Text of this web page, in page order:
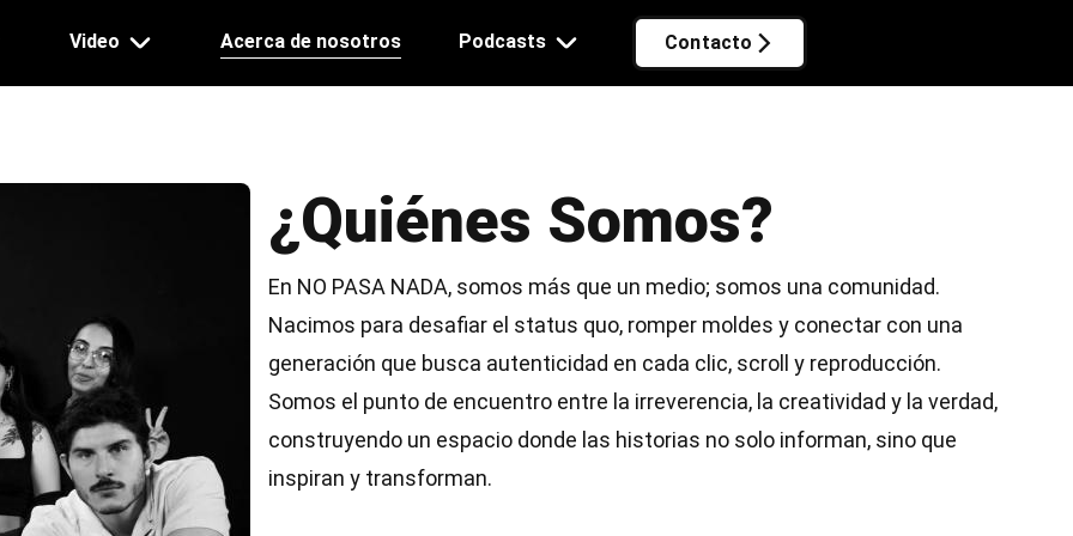
Video Acerca de nosotros Podcasts Contacto
¿Quiénes Somos?
En NO PASA NADA, somos más que un medio; somos una comunidad.
Nacimos para desafiar el status quo, romper moldes y conectar con una
generación que busca autenticidad en cada clic, scroll y reproducción.
Somos el punto de encuentro entre la irreverencia, la creatividad y la verdad,
construyendo un espacio donde las historias no solo informan, sino que
inspiran y transforman.